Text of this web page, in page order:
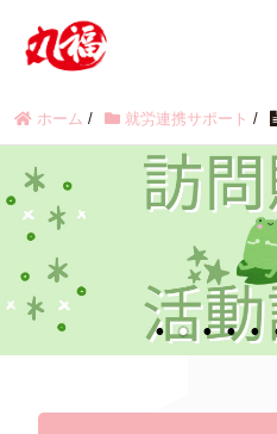
ホーム / 就労連携サポート /